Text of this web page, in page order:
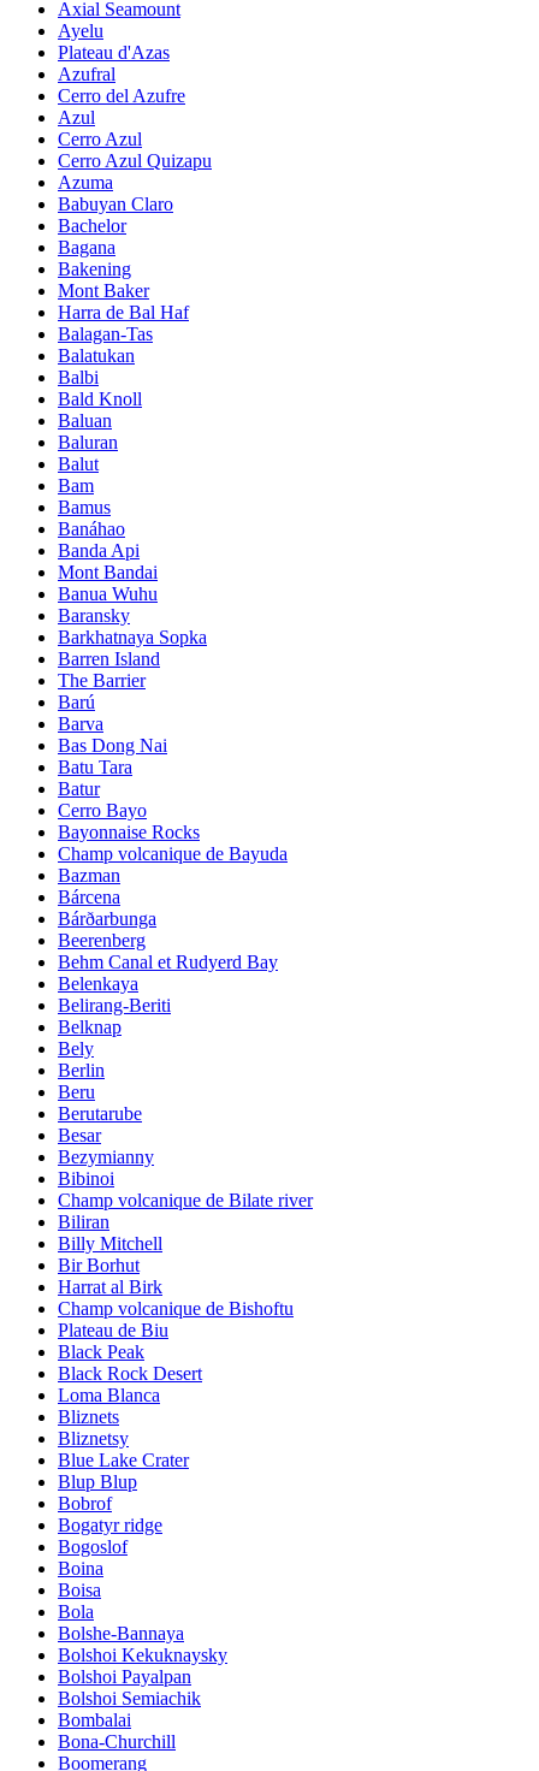
Axial Seamount
Ayelu
Plateau d'Azas
Azufral
Cerro del Azufre
Azul
Cerro Azul
Cerro Azul Quizapu
Azuma
Babuyan Claro
Bachelor
Bagana
Bakening
Mont Baker
Harra de Bal Haf
Balagan-Tas
Balatukan
Balbi
Bald Knoll
Baluan
Baluran
Balut
Bam
Bamus
Banáhao
Banda Api
Mont Bandai
Banua Wuhu
Baransky
Barkhatnaya Sopka
Barren Island
The Barrier
Barú
Barva
Bas Dong Nai
Batu Tara
Batur
Cerro Bayo
Bayonnaise Rocks
Champ volcanique de Bayuda
Bazman
Bárcena
Bárðarbunga
Beerenberg
Behm Canal et Rudyerd Bay
Belenkaya
Belirang-Beriti
Belknap
Bely
Berlin
Beru
Berutarube
Besar
Bezymianny
Bibinoi
Champ volcanique de Bilate river
Biliran
Billy Mitchell
Bir Borhut
Harrat al Birk
Champ volcanique de Bishoftu
Plateau de Biu
Black Peak
Black Rock Desert
Loma Blanca
Bliznets
Bliznetsy
Blue Lake Crater
Blup Blup
Bobrof
Bogatyr ridge
Bogoslof
Boina
Boisa
Bola
Bolshe-Bannaya
Bolshoi Kekuknaysky
Bolshoi Payalpan
Bolshoi Semiachik
Bombalai
Bona-Churchill
Boomerang